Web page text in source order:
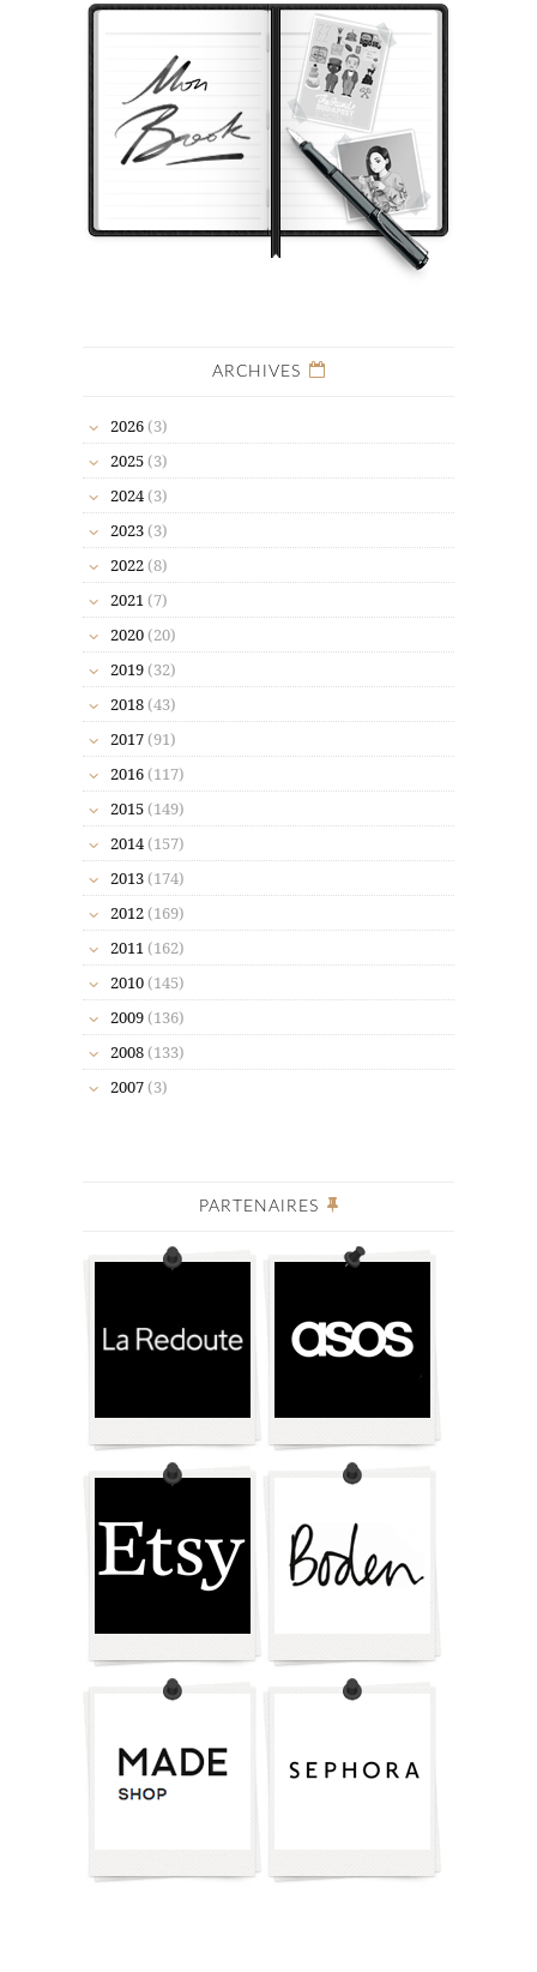
ARCHIVES
2026 (3)
2025 (3)
2024 (3)
2023 (3)
2022 (8)
2021 (7)
2020 (20)
2019 (32)
2018 (43)
2017 (91)
2016 (117)
2015 (149)
2014 (157)
2013 (174)
2012 (169)
2011 (162)
2010 (145)
2009 (136)
2008 (133)
2007 (3)
PARTENAIRES